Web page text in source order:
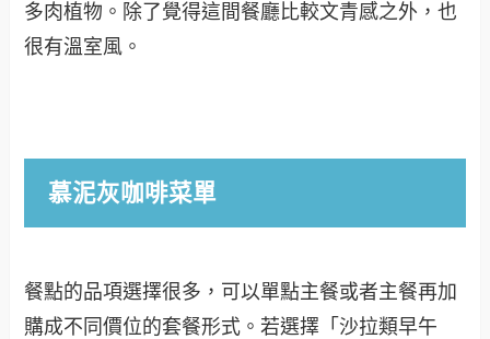
多肉植物。除了覺得這間餐廳比較文青感之外，也
很有溫室風。
慕泥灰咖啡菜單
餐點的品項選擇很多，可以單點主餐或者主餐再加
購成不同價位的套餐形式。若選擇「沙拉類早午